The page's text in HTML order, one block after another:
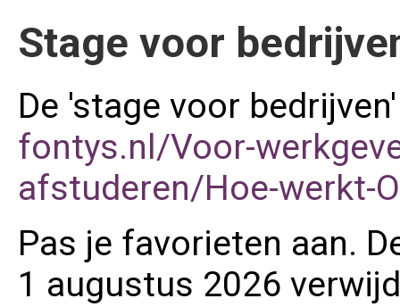
Stage voor
De 'stage voor
fontys.nl/Voor-
afstuderen/Hoe-werkt-
Pas je favorieten aan.
1 augustus 2026